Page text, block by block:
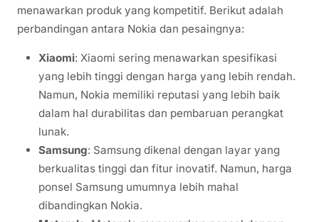
menawarkan produk yang kompetitif. Berikut adalah
perbandingan antara Nokia dan pesaingnya:
Xiaomi: Xiaomi sering menawarkan spesifikasi
yang lebih tinggi dengan harga yang lebih rendah.
Namun, Nokia memiliki reputasi yang lebih baik
dalam hal durabilitas dan pembaruan perangkat
lunak.
Samsung: Samsung dikenal dengan layar yang
berkualitas tinggi dan fitur inovatif. Namun, harga
ponsel Samsung umumnya lebih mahal
dibandingkan Nokia.